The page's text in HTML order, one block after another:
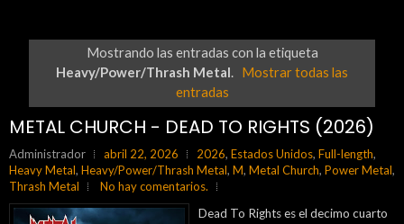
Mostrando las entradas con la etiqueta
Heavy/Power/Thrash Metal. Mostrar todas las
entradas
METAL CHURCH - DEAD TO RIGHTS (2026)
Administrador abril 22, 2026 2026, Estados Unidos, Full-length,
Heavy Metal, Heavy/Power/Thrash Metal, M, Metal Church, Power Metal,
Thrash Metal
No hay comentarios.
Dead To Rights es el decimo cuarto